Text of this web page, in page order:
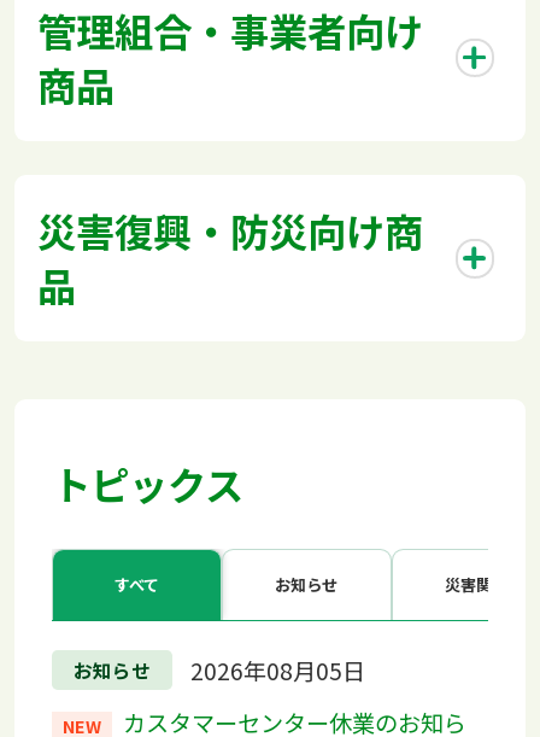
管理組合・事業者向け
商品
災害復興・防災向け商
品
トピックス
すべて お知らせ 災害関連
お知らせ
2026年08月05日
カスタマーセンター休業のお知ら